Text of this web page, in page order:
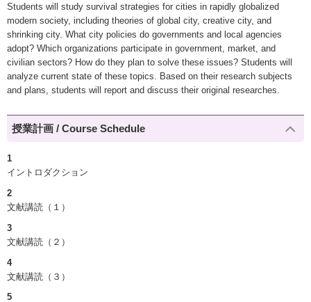
Students will study survival strategies for cities in rapidly globalized
modern society, including theories of global city, creative city, and
shrinking city. What city policies do governments and local agencies
adopt? Which organizations participate in government, market, and
civilian sectors? How do they plan to solve these issues? Students will
analyze current state of these topics. Based on their research subjects
and plans, students will report and discuss their original researches.
授業計画 / Course Schedule
1
イントロダクション
2
文献講読（１）
3
文献講読（２）
4
文献講読（３）
5